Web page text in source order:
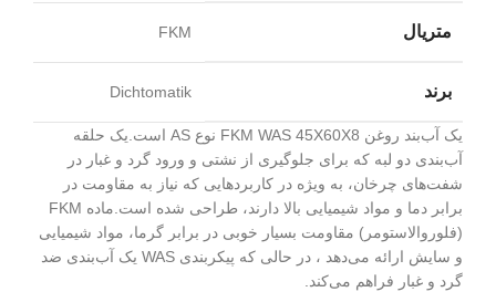
متریال FKM
برند Dichtomatik
یک آب‌بند روغن FKM WAS 45X60X8 نوع AS است.یک حلقه
آب‌بندی دو لبه که برای جلوگیری از نشتی و ورود گرد و غبار در
شفت‌های چرخان، به ویژه در کاربردهایی که نیاز به مقاومت در
برابر دما و مواد شیمیایی بالا دارند، طراحی شده است.ماده FKM
(فلوروالاستومر) مقاومت بسیار خوبی در برابر گرما، مواد شیمیایی
و سایش ارائه می‌دهد ، در حالی که پیکربندی WAS یک آب‌بندی ضد
گرد و غبار فراهم می‌کند.